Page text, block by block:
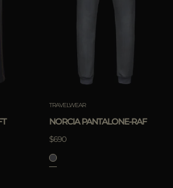
TRAVELWEAR
NORCIA PANTALONE-RAF
$690